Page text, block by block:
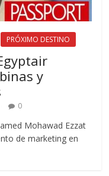
PRÓXIMO DESTINO
y
0
Mohawad Ezzat
de marketing en